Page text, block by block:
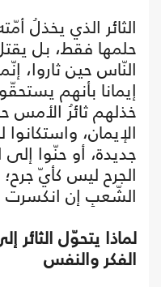
الثائر الذي يخذلُ
حلمها فقط، بل
النّاس حين ثاروا،
إيمانا بأنهم
خذلهم ثائرُ الأمس
الإيمان،
جديدة، أو حنّوا
الجرح ليس كأيّ
الشّعبِ إن انكسرت
لماذا يتحوّل
الفكر والنفس